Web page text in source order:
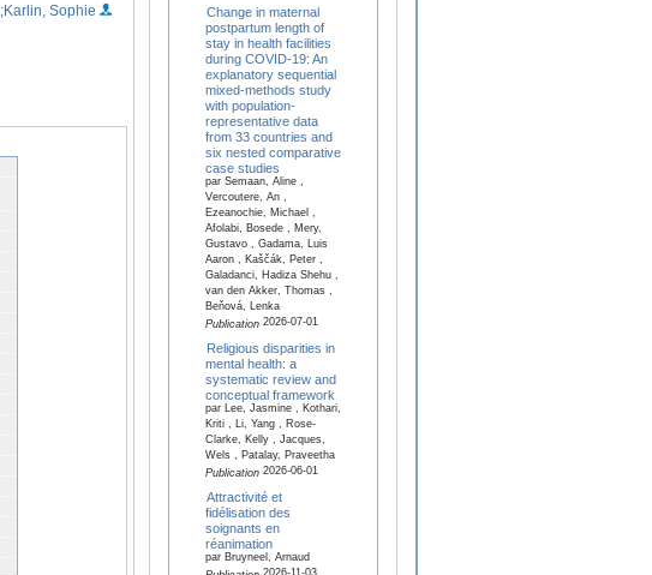
;Karlin, Sophie
Change in maternal
postpartum length of
stay in health facilities
during COVID-19: An
explanatory sequential
mixed-methods study
with population-
representative data
from 33 countries and
six nested comparative
case studies
par Semaan, Aline ,
Vercoutere, An ,
Ezeanochie, Michael ,
Afolabi, Bosede , Mery,
Gustavo , Gadama, Luis
Aaron , Kaščák, Peter ,
Galadanci, Hadiza Shehu ,
van den Akker, Thomas ,
Beňová, Lenka
Publication2026-07-01
Religious disparities in
mental health: a
systematic review and
conceptual framework
par Lee, Jasmine , Kothari,
Kriti , Li, Yang , Rose-
Clarke, Kelly , Jacques,
Wels , Patalay, Praveetha
Publication2026-06-01
Attractivité et
fidélisation des
soignants en
réanimation
par Bruyneel, Arnaud